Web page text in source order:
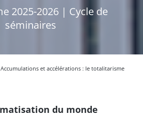
2025-2026 | Cycle de
séminaires
Accumulations et accélérations : le totalitarisme
du monde